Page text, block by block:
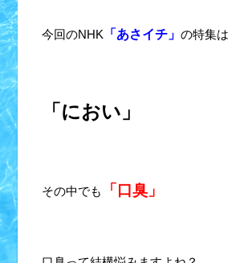
今回のNHK 「あさイチ」 の特集は
「におい」
その中でも 「口臭」